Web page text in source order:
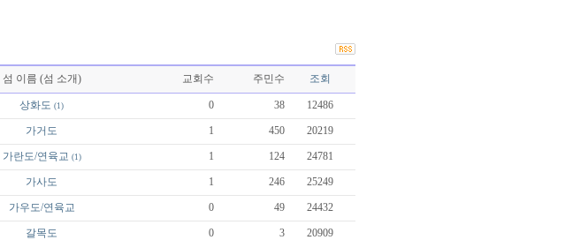
섬 이름 (섬 소개) 교회수 주민수 조회
상화도 (1) 0 38 12486
가거도 1 450 20219
가란도/연육교 (1) 1 124 24781
가사도 1 246 25249
가우도/연육교 0 49 24432
갈목도 0 3 20909